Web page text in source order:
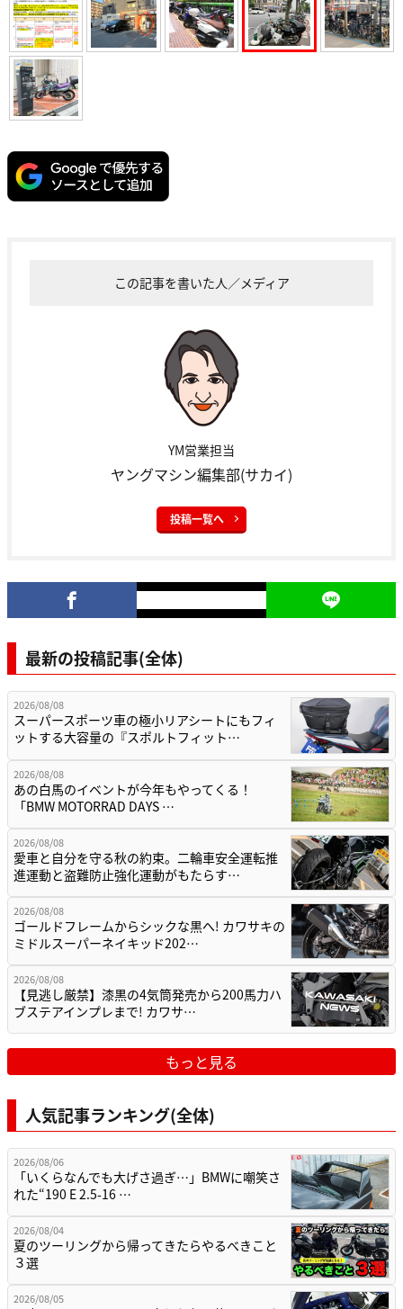
この記事を書いた人／メディア
YM営業担当
ヤングマシン編集部(サカイ)
投稿一覧へ
最新の投稿記事(全体)
2026/08/08
スーパースポーツ車の極小リアシートにもフィ
ットする大容量の『スポルトフィット…
2026/08/08
あの白馬のイベントが今年もやってくる！
「BMW MOTORRAD DAYS …
2026/08/08
愛車と自分を守る秋の約束。二輪車安全運転推
進運動と盗難防止強化運動がもたらす…
2026/08/08
ゴールドフレームからシックな黒へ! カワサキの
ミドルスーパーネイキッド202…
2026/08/08
【見逃し厳禁】漆黒の4気筒発売から200馬力ハ
ブステアインプレまで! カワサ…
もっと見る
人気記事ランキング(全体)
2026/08/06
「いくらなんでも大げさ過ぎ…」BMWに嘲笑さ
れた“190 E 2.5-16 …
2026/08/04
夏のツーリングから帰ってきたらやるべきこと
３選
2026/08/05